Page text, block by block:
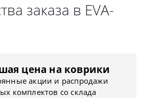
заказа в EVA-
цена на коврики
акции и распродажи
комплектов со склада